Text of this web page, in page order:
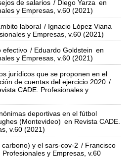
de salarios / Diego Yarza en
y Empresas, v.60 (2021)
laboral / Ignacio López Viana
y Empresas, v.60 (2021)
efectivo / Eduardo Goldstein en
y Empresas, v.60 (2021)
jurídicos que se proponen en el
de cuentas del ejercicio 2020 /
CADE. Profesionales y
deportivas en el fútbol
(Montevideo) en Revista CADE.
v.60 (2021)
y el sars-cov-2 / Francisco
Profesionales y Empresas, v.60